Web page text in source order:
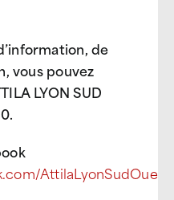
de
vous pouvez
LYON SUD
.